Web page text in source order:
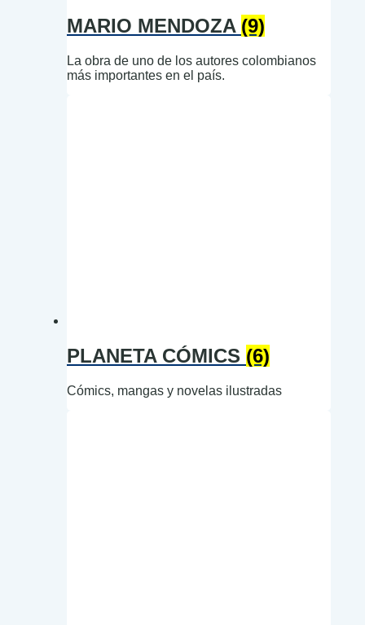
MARIO MENDOZA (9)
La obra de uno de los autores colombianos
más importantes en el país.
PLANETA CÓMICS (6)
Cómics, mangas y novelas ilustradas